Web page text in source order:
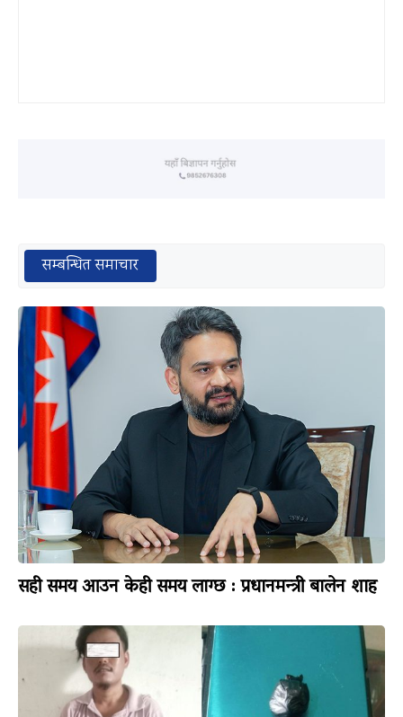
सम्बन्धित समाचार
सही समय आउन केही समय लाग्छ : प्रधानमन्त्री बालेन शाह